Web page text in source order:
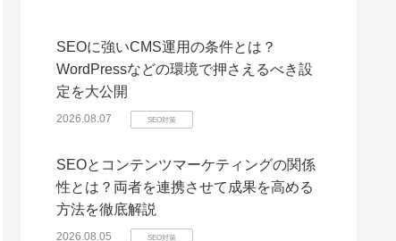
SEOに強いCMS運用の条件とは？
WordPressなどの環境で押さえるべき設
定を大公開
2026.08.07 SEO対策
SEOとコンテンツマーケティングの関係
性とは？両者を連携させて成果を高める
方法を徹底解説
2026.08.05 SEO対策